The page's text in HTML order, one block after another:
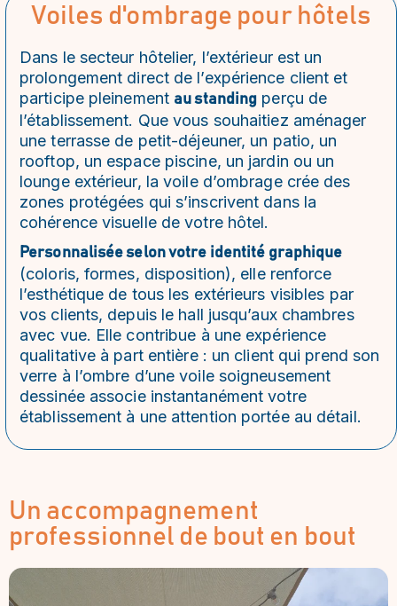
Voiles d'ombrage pour hôtels
Dans le secteur hôtelier, l’extérieur est un
prolongement direct de l’expérience client et
participe pleinement au standing perçu de
l’établissement. Que vous souhaitiez aménager
une terrasse de petit-déjeuner, un patio, un
rooftop, un espace piscine, un jardin ou un
lounge extérieur, la voile d’ombrage crée des
zones protégées qui s’inscrivent dans la
cohérence visuelle de votre hôtel.
Personnalisée selon votre identité graphique
(coloris, formes, disposition), elle renforce
l’esthétique de tous les extérieurs visibles par
vos clients, depuis le hall jusqu’aux chambres
avec vue. Elle contribue à une expérience
qualitative à part entière : un client qui prend son
verre à l’ombre d’une voile soigneusement
dessinée associe instantanément votre
établissement à une attention portée au détail.
Un accompagnement
professionnel de bout en bout